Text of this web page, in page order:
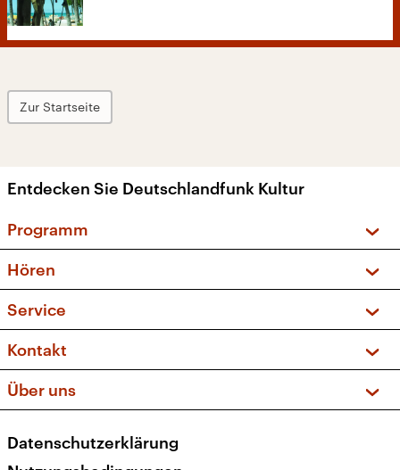
Zur Startseite
Entdecken Sie Deutschlandfunk Kultur
Programm
Sendungen und Podcasts
Musikliste
Kakadu – Das Kinderprogramm
Hören
Frequenzen (UKW + DAB+)
Service
FAQ
Apps
Newsletter
Veranstaltungen
Kontakt
Social Media
Über uns
Presse
Datenschutzerklärung